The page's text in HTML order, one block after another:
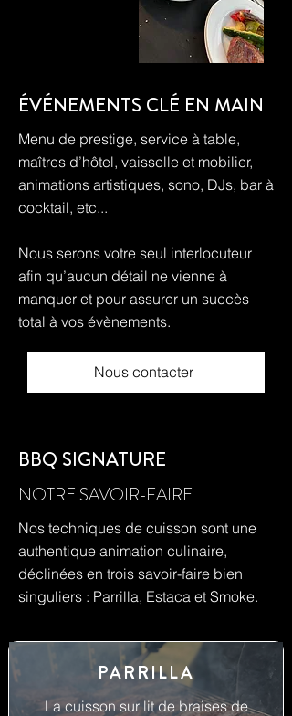
ÉVÉNEMENTS CLÉ EN MAIN
Menu de prestige, service à table,
maîtres d’hôtel, vaisselle et mobilier,
animations artistiques, sono, DJs, bar à
cocktail, etc...
Nous serons votre seul interlocuteur
afin qu’aucun détail ne vienne à
manquer et pour assurer un succès
total à vos évènements.
Nous contacter
BBQ SIGNATURE
NOTRE SAVOIR-FAIRE
Nos techniques de cuisson sont une
authentique animation culinaire,
déclinées en trois savoir-faire bien
singuliers : Parrilla, Estaca et Smoke.
PARRILLA
La cuisson sur lit de braises de